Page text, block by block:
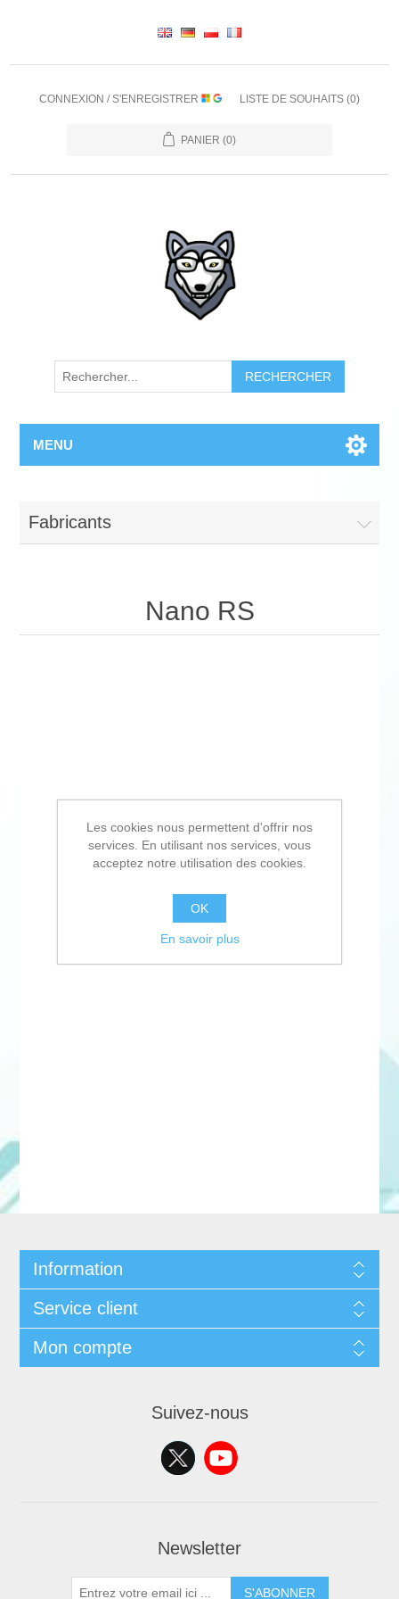
CONNEXION / S'ENREGISTRER LISTE DE SOUHAITS (0)
PANIER (0)
RECHERCHER
MENU
Fabricants
Nano RS
Information
Service client
Mon compte
Suivez-nous
Newsletter
S'ABONNER
Les cookies nous permettent d'offrir nos
services. En utilisant nos services, vous
acceptez notre utilisation des cookies.
OK
En savoir plus